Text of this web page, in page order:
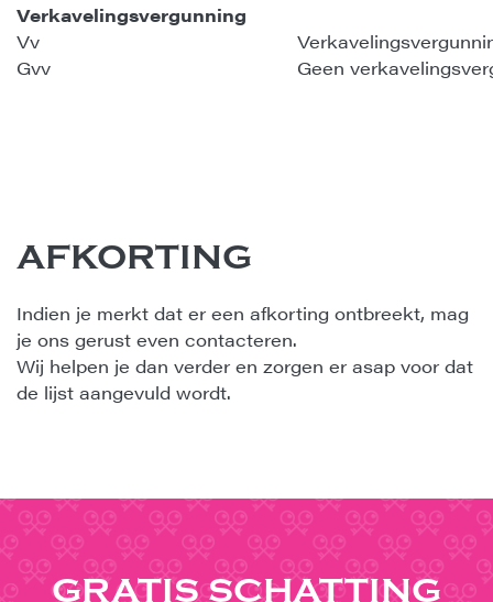
Verkavelingsvergunning
Vv
Gvv
Geen
AFKORTING
Indien je merkt dat er een afkorting ontbreekt, mag
je ons gerust even contacteren.
Wij helpen je dan verder en zorgen er asap voor dat
de lijst aangevuld wordt.
GRATIS SCHATTING